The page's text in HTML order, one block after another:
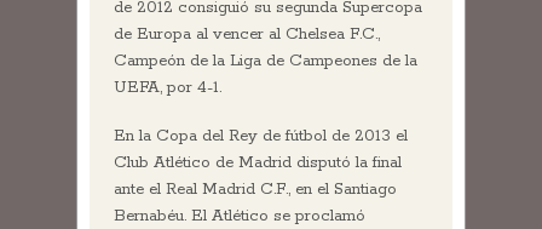
de 2012 consiguió su segunda Supercopa
de Europa al vencer al Chelsea F.C.,
Campeón de la Liga de Campeones de la
UEFA, por 4-1.
En la Copa del Rey de fútbol de 2013 el
Club Atlético de Madrid disputó la final
ante el Real Madrid C.F., en el Santiago
Bernabéu. El Atlético se proclamó